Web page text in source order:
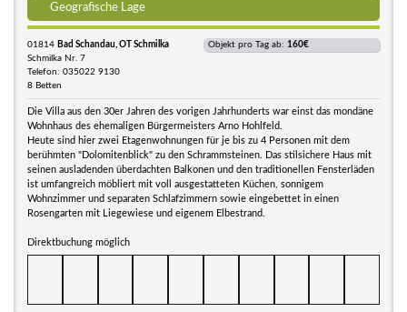
Geografische Lage
01814 Bad Schandau, OT Schmilka
Schmilka Nr. 7
Telefon: 035022 9130
8 Betten
Objekt pro Tag ab: 160€
Die Villa aus den 30er Jahren des vorigen Jahrhunderts war einst das mondäne
Wohnhaus des ehemaligen Bürgermeisters Arno Hohlfeld.
Heute sind hier zwei Etagenwohnungen für je bis zu 4 Personen mit dem
berühmten "Dolomitenblick" zu den Schrammsteinen. Das stilsichere Haus mit
seinen ausladenden überdachten Balkonen und den traditionellen Fensterläden
ist umfangreich möbliert mit voll ausgestatteten Küchen, sonnigem
Wohnzimmer und separaten Schlafzimmern sowie eingebettet in einen
Rosengarten mit Liegewiese und eigenem Elbestrand.
Direktbuchung möglich